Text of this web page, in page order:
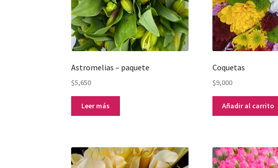
Astromelias – paquete
$5,650
Leer más
Coquetas
$9,000
Añadir al carrito